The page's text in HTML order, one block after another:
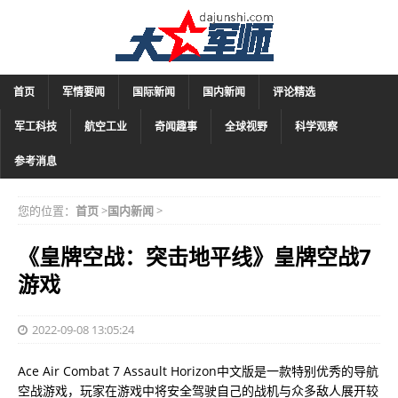
首页 军情要闻 国际新闻 国内新闻 评论精选
军工科技 航空工业 奇闻趣事 全球视野 科学观察
参考消息
您的位置： 首页>国内新闻>
《皇牌空战：突击地平线》皇牌空战7
游戏
2022-09-08 13:05:24
Ace Air Combat 7 Assault Horizo​​n中文版是一款特别优秀的导航
空战游戏，玩家在游戏中将安全驾驶自己的战机与众多敌人展开较